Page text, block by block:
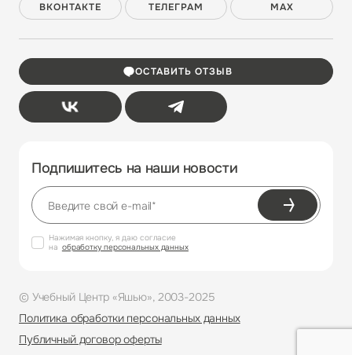
ВКОНТАКТЕ ТЕЛЕГРАМ MAX
ОСТАВИТЬ ОТЗЫВ
Подпишитесь на наши новости
Нажимая кнопку, я даю согласие
на обработку персональных данных
© Учебный Центр «Яшью», 2003-2025
Политика обработки персональных данных
Публичный договор оферты